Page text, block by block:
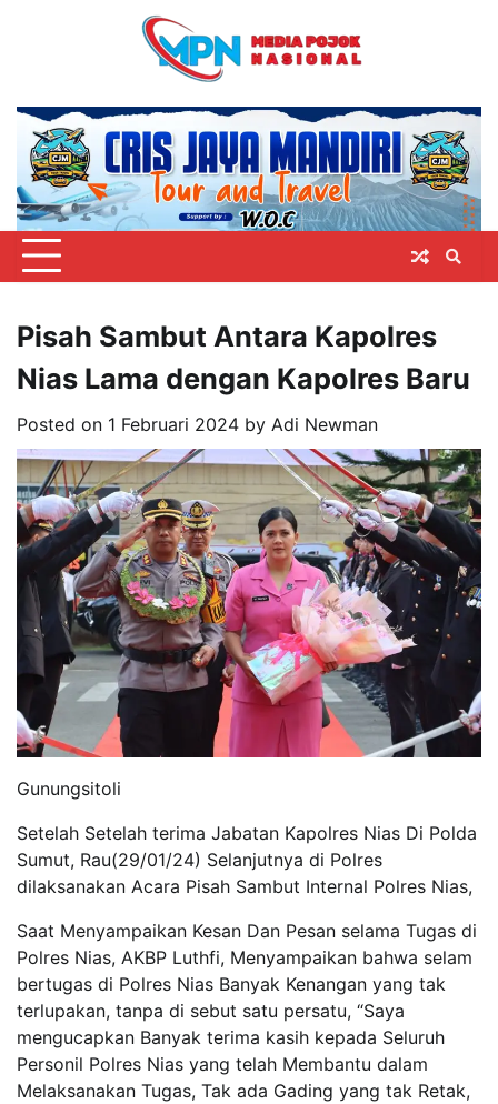
Pisah Sambut Antara Kapolres
Nias Lama dengan Kapolres Baru
Posted on 1 Februari 2024 by Adi Newman
Gunungsitoli
Setelah Setelah terima Jabatan Kapolres Nias Di Polda
Sumut, Rau(29/01/24) Selanjutnya di Polres
dilaksanakan Acara Pisah Sambut Internal Polres Nias,
Saat Menyampaikan Kesan Dan Pesan selama Tugas di
Polres Nias, AKBP Luthfi, Menyampaikan bahwa selam
bertugas di Polres Nias Banyak Kenangan yang tak
terlupakan, tanpa di sebut satu persatu, “Saya
mengucapkan Banyak terima kasih kepada Seluruh
Personil Polres Nias yang telah Membantu dalam
Melaksanakan Tugas, Tak ada Gading yang tak Retak,